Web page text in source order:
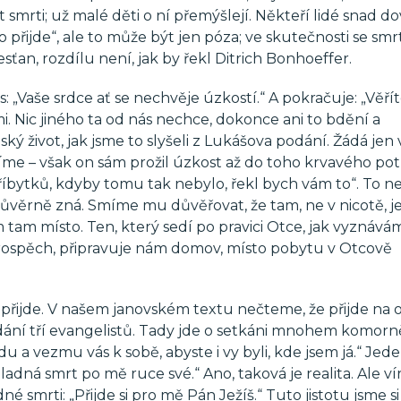
už malé děti o ní přemýšlejí. Někteří lidé snad
přijde“, ale to může být jen póza; ve skutečnosti se
rozdílu není, jak by řekl Ditrich Bonhoeffer.
srdce ať se nechvěje úzkostí.“ A pokračuje:
Nic jiného ta od nás nechce, dokonce ani to bdění a
život, jak jsme to slyšeli z Lukášova podání. Žádá jen
– však on sám prožil úzkost až do toho krvavého
kdyby tomu tak nebylo, řekl bych vám to“. To
zná. Smíme mu důvěřovat, že tam, ne v nicotě,
místo. Ten, který sedí po pravici Otce, jak
připravuje nám domov, místo pobytu v Otcově
V našem janovském textu nečteme, že přijde na
tří evangelistů. Tady jde o setkáni mnohem
a vezmu vás k sobě, abyste i vy byli, kde jsem já.“
smrt po mě ruce své.“ Ano, taková je realita. Ale
smrti: „Přijde si pro mě Pán Ježíš.“ Tuto jistotu jsme si